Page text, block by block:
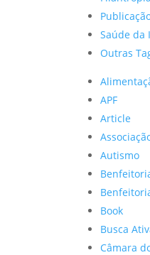
Saúde da
Outras
APF
Article
Autismo
Book
Busca
Câmara